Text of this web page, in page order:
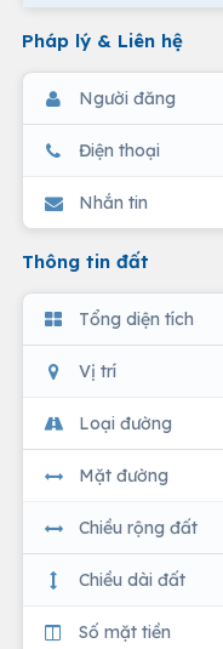
Pháp lý & Liên hệ
Người đăng
Điện thoại
Nhắn tin
Thông tin đất
Tổng diện tích
Vị trí
Loại đường
Mặt đường
Chiều rộng đất
Chiều dài đất
Số mặt tiền